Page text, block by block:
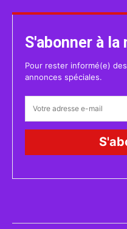
S'abonner à
Pour rester informé(e)
annonces spéciales.